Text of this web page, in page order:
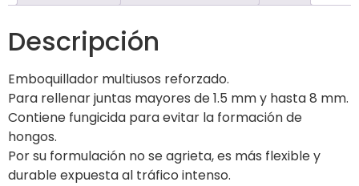
Descripción
Emboquillador multiusos reforzado.
Para rellenar juntas mayores de 1.5 mm y hasta 8 mm.
Contiene fungicida para evitar la formación de
hongos.
Por su formulación no se agrieta, es más flexible y
durable expuesta al tráfico intenso.